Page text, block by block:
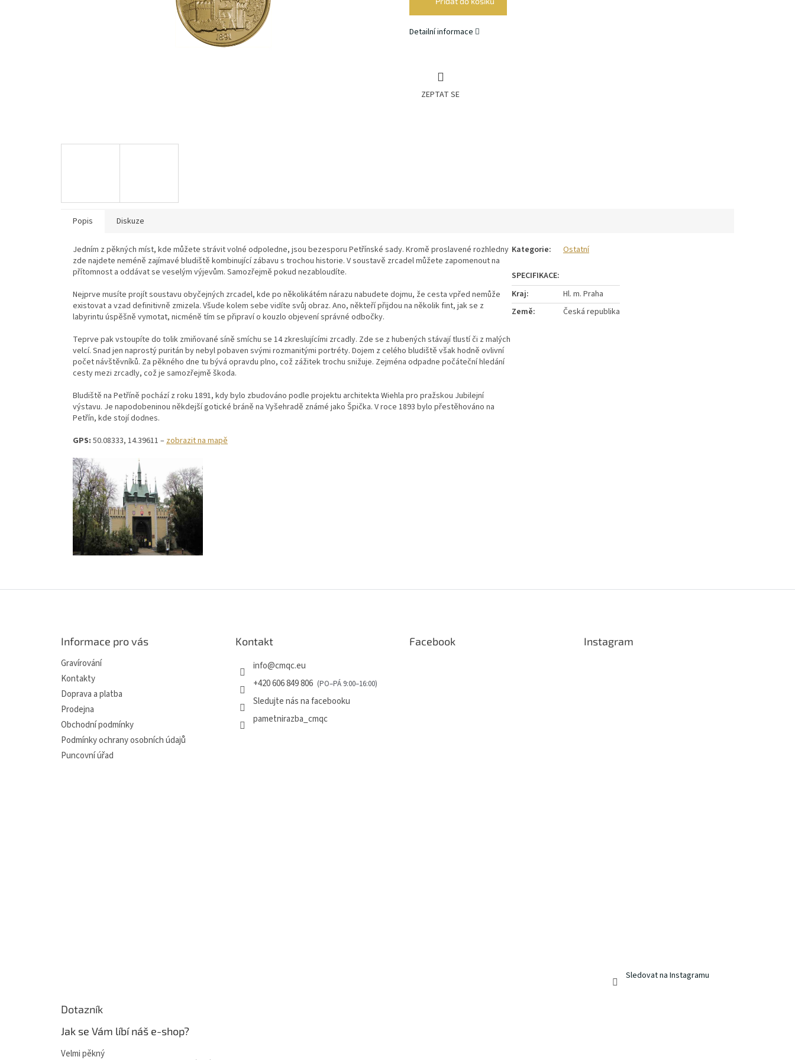
Detailní informace
ZEPTAT SE
Popis Diskuze
Jedním z pěkných míst, kde můžete strávit volné odpoledne, jsou bezesporu Petřínské sady. Kromě proslavené rozhledny
zde najdete neméně zajímavé bludiště kombinující zábavu s trochou historie. V soustavě zrcadel můžete zapomenout na
přítomnost a oddávat se veselým výjevům. Samozřejmě pokud nezabloudíte.
Nejprve musíte projít soustavu obyčejných zrcadel, kde po několikátém nárazu nabudete dojmu, že cesta vpřed nemůže
existovat a vzad definitivně zmizela. Všude kolem sebe vidíte svůj obraz. Ano, někteří přijdou na několik fint, jak se z
labyrintu úspěšně vymotat, nicméně tím se připraví o kouzlo objevení správné odbočky.
Teprve pak vstoupíte do tolik zmiňované síně smíchu se 14 zkreslujícími zrcadly. Zde se z hubených stávají tlustí či z malých
velcí. Snad jen naprostý puritán by nebyl pobaven svými rozmanitými portréty. Dojem z celého bludiště však hodně ovlivní
počet návštěvníků. Za pěkného dne tu bývá opravdu plno, což zážitek trochu snižuje. Zejména odpadne počáteční hledání
cesty mezi zrcadly, což je samozřejmě škoda.
Bludiště na Petříně pochází z roku 1891, kdy bylo zbudováno podle projektu architekta Wiehla pro pražskou Jubilejní
výstavu. Je napodobeninou někdejší gotické bráně na Vyšehradě známé jako Špička. V roce 1893 bylo přestěhováno na
Petřín, kde stojí dodnes.
GPS: 50.08333, 14.39611 –zobrazit na mapě
Kategorie: Ostatní
Kraj:
Hl. m. Praha
Země: Česká republika
Informace pro vás
Gravírování
Kontakty
Doprava a platba
Prodejna
Obchodní podmínky
Podmínky ochrany osobních údajů
Puncovní úřad
Kontakt
info@cmqc.eu
+420 606 849 806
Sledujte nás na facebooku
pametnirazba_cmqc
Facebook Instagram
Sledovat na Instagramu
Dotazník
Jak se Vám líbí náš e-shop?
Velmi pěkný